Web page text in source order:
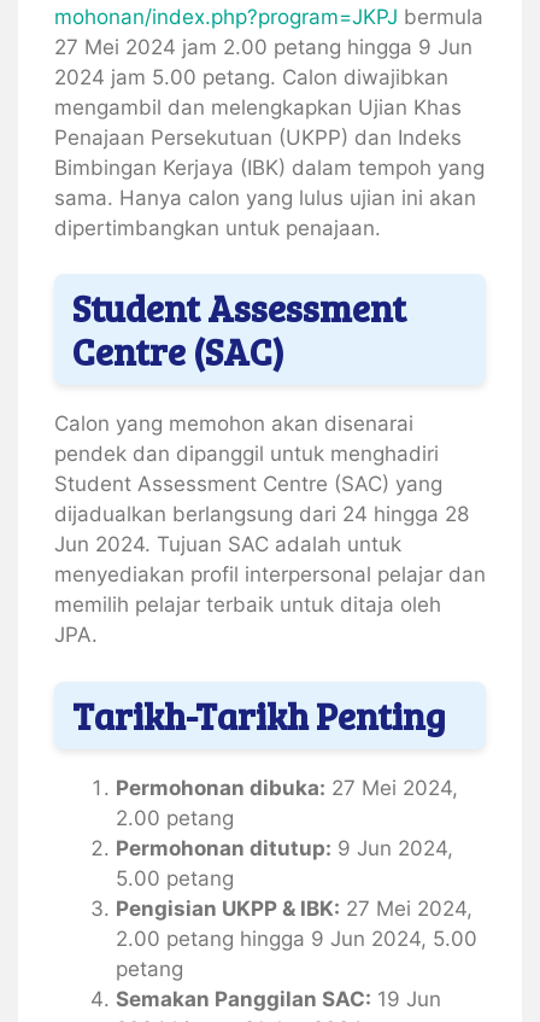
mohonan/index.php?program=JKPJ bermula
27 Mei 2024 jam 2.00 petang hingga 9 Jun
2024 jam 5.00 petang. Calon diwajibkan
mengambil dan melengkapkan Ujian Khas
Penajaan Persekutuan (UKPP) dan Indeks
Bimbingan Kerjaya (IBK) dalam tempoh yang
sama. Hanya calon yang lulus ujian ini akan
dipertimbangkan untuk penajaan.
Student Assessment
Centre (SAC)
Calon yang memohon akan disenarai
pendek dan dipanggil untuk menghadiri
Student Assessment Centre (SAC) yang
dijadualkan berlangsung dari 24 hingga 28
Jun 2024. Tujuan SAC adalah untuk
menyediakan profil interpersonal pelajar dan
memilih pelajar terbaik untuk ditaja oleh
JPA.
Tarikh-Tarikh Penting
Permohonan dibuka: 27 Mei 2024,
2.00 petang
Permohonan ditutup: 9 Jun 2024,
5.00 petang
Pengisian UKPP & IBK: 27 Mei 2024,
2.00 petang hingga 9 Jun 2024, 5.00
petang
Semakan Panggilan SAC: 19 Jun